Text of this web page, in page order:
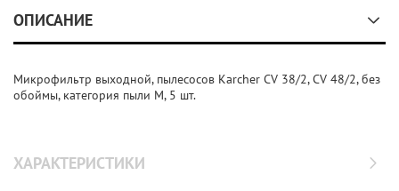
ОПИСАНИЕ
Микрофильтр выходной, пылесосов Karcher CV 38/2, CV 48/2, без
обоймы, категория пыли М, 5 шт.
ХАРАКТЕРИСТИКИ